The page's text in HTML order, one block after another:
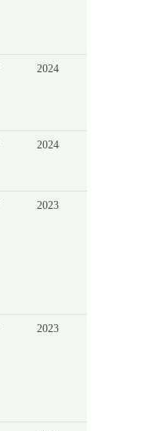
2024
2024
2023
2023